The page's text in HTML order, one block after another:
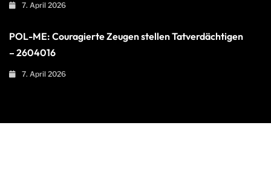
7. April 2026
POL-ME: Couragierte Zeugen stellen Tatverdächtigen
– 2604016
7. April 2026